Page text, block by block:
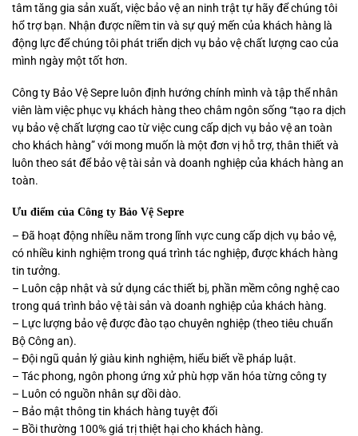
tâm tăng gia sản xuất, việc bảo vệ an ninh trật tự hãy để chúng tôi
hổ trợ bạn. Nhận được niềm tin và sự quý mến của khách hàng là
động lực để chúng tôi phát triển dịch vụ bảo vệ chất lượng cao của
mình ngày một tốt hơn.
Công ty Bảo Vệ Sepre luôn định hướng chính mình và tập thể nhân
viên làm việc phục vụ khách hàng theo châm ngôn sống “tạo ra dịch
vụ bảo vệ chất lượng cao từ việc cung cấp dịch vụ bảo vệ an toàn
cho khách hàng” với mong muốn là một đơn vị hỗ trợ, thân thiết và
luôn theo sát để bảo vệ tài sản và doanh nghiệp của khách hàng an
toàn.
Ưu điểm của Công ty Bảo Vệ Sepre
– Đã hoạt động nhiều năm trong lĩnh vực cung cấp dịch vụ bảo vệ,
có nhiều kinh nghiệm trong quá trình tác nghiệp, được khách hàng
tin tưởng.
– Luôn cập nhật và sử dụng các thiết bị, phần mềm công nghệ cao
trong quá trình bảo vệ tài sản và doanh nghiệp của khách hàng.
– Lực lượng bảo vệ được đào tạo chuyên nghiệp (theo tiêu chuẩn
Bộ Công an).
– Đội ngũ quản lý giàu kinh nghiệm, hiểu biết về pháp luật.
– Tác phong, ngôn phong ứng xử phù hợp văn hóa từng công ty
– Luôn có nguồn nhân sự dồi dào.
– Bảo mật thông tin khách hàng tuyệt đối
– Bồi thường 100% giá trị thiệt hại cho khách hàng.